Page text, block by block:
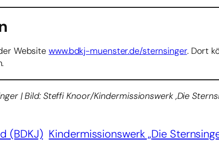
Website www.bdkj-muenster.de/sternsinger. Dort
| Bild: Steffi Knoor/Kindermissionswerk ‚Die
(BDKJ) Kindermissionswerk „Die